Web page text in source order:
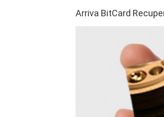
Arriva BitCard